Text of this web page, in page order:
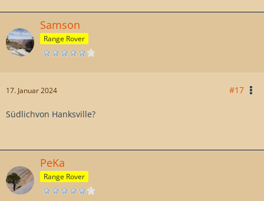
Samson
Range Rover
17. Januar 2024 #17
Südlichvon Hanksville?
PeKa
Range Rover